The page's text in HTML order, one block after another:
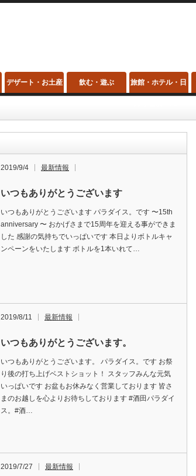
デザート・お土産 飲む・遊ぶ 旅館・ホテル・日
2019/9/4 最新情報
いつもありがとうございます
いつもありがとうございます パラダイス。です 〜15th
anniversary 〜 おかげさまで15周年を迎える事ができま
した 感謝の気持ちでいっぱいです 本日よりボトルキャ
ンペーンをいたします ボトルを1本いれて…
2019/8/11 最新情報
いつもありがとうございます。
いつもありがとうございます。 パラダイス。です お祭
り後の打ち上げベストショット！ スタッフみんな元気
いっぱいです お盆もお休みなく営業しております 皆さ
まのお越しを心よりお待ちしております #酒田パラダイ
ス。#酒…
2019/7/27 最新情報